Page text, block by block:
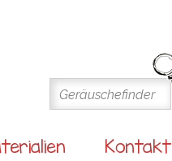
Kontakt